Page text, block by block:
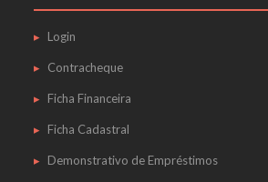
Login
Contracheque
Ficha Financeira
Ficha Cadastral
Demonstrativo de Empréstimos